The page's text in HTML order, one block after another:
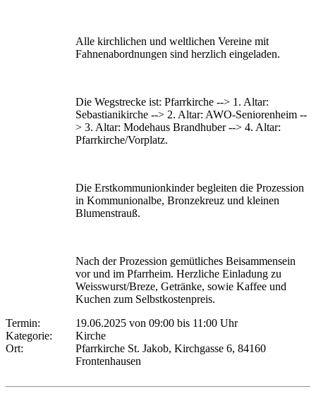
Alle kirchlichen und weltlichen Vereine mit
Fahnenabordnungen sind herzlich eingeladen.
Die Wegstrecke ist: Pfarrkirche --> 1. Altar:
Sebastianikirche --> 2. Altar: AWO-Seniorenheim --
> 3. Altar: Modehaus Brandhuber --> 4. Altar:
Pfarrkirche/Vorplatz.
Die Erstkommunionkinder begleiten die Prozession
in Kommunionalbe, Bronzekreuz und kleinen
Blumenstrauß.
Nach der Prozession gemütliches Beisammensein
vor und im Pfarrheim. Herzliche Einladung zu
Weisswurst/Breze, Getränke, sowie Kaffee und
Kuchen zum Selbstkostenpreis.
Termin:
19.06.2025 von 09:00 bis 11:00 Uhr
Kategorie:
Kirche
Ort:
Pfarrkirche St. Jakob, Kirchgasse 6, 84160
Frontenhausen